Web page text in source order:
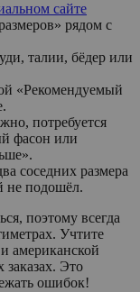
сайте
рядом с
талии, бёдер или
«Рекомендуемый
потребуется
фасон или
соседних размера
не подошёл.
поэтому всегда
Учтите
американской
Это
ошибок!